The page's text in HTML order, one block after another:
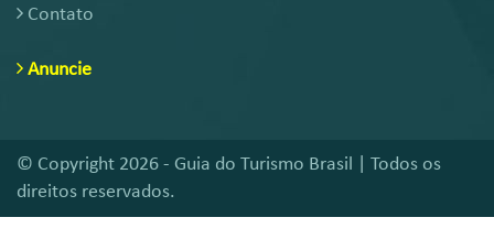
Contato
Anuncie
© Copyright 2026 - Guia do Turismo Brasil | Todos os
direitos reservados.